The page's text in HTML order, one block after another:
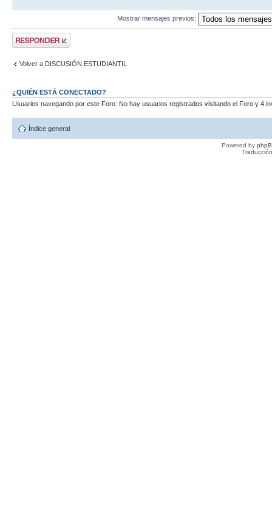
Mostrar mensajes previos:
Publicar una
respuesta
Volver a DISCUSIÓN ESTUDIANTIL
¿QUIÉN ESTÁ CONECTADO?
Usuarios navegando por este Foro: No hay usuarios registrados visitando el Foro y 4
Índice general
Powered by